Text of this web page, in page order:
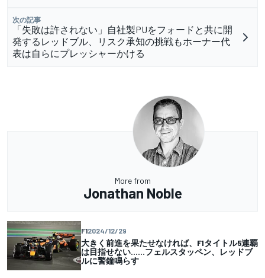
次の記事
「失敗は許されない」自社製PUをフォードと共に開
発するレッドブル、リスク承知の挑戦もホーナー代
表は自らにプレッシャーかける
More from
Jonathan Noble
F12024/12/29
大きく前進を果たせなければ、F1タイトル5連覇
は目指せない……フェルスタッペン、レッドブ
ルに警鐘鳴らす